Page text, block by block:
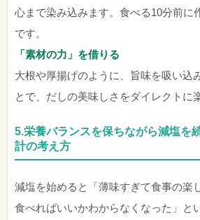
心まで染み込みます。食べる10分前に
です。
「素材の力」を借りる
大根や厚揚げのように、旨味を吸い込
とで、だしの美味しさをダイレクトに
5.栄養バランスを保ちながら減塩を
計の考え方
減塩を始めると「薄味すぎて食事の楽
食べればいいかわからなくなった」と